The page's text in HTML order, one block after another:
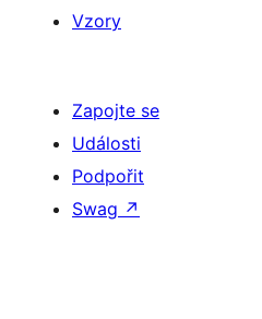
Vzory
Zapojte se
Události
Podpořit
Swag ↗